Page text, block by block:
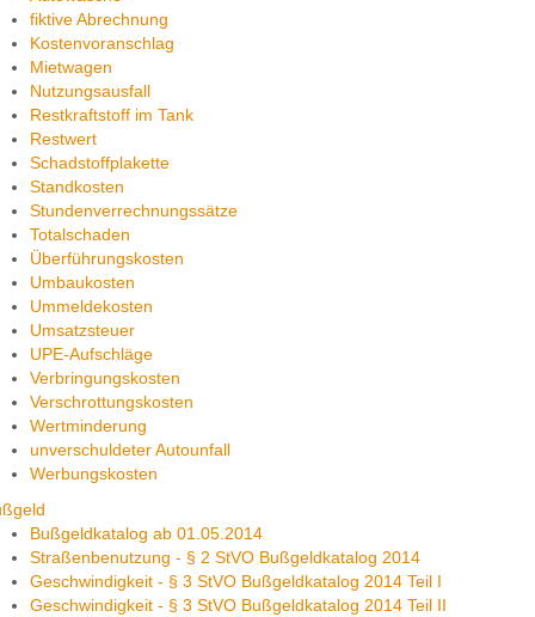
fiktive Abrechnung
Kostenvoranschlag
Mietwagen
Nutzungsausfall
Restkraftstoff im Tank
Restwert
Schadstoffplakette
Standkosten
Stundenverrechnungssätze
Totalschaden
Überführungskosten
Umbaukosten
Ummeldekosten
Umsatzsteuer
UPE-Aufschläge
Verbringungskosten
Verschrottungskosten
Wertminderung
unverschuldeter Autounfall
Werbungskosten
Bußgeldkatalog ab 01.05.2014
Straßenbenutzung - § 2 StVO Bußgeldkatalog 2014
Geschwindigkeit - § 3 StVO Bußgeldkatalog 2014 Teil I
Geschwindigkeit - § 3 StVO Bußgeldkatalog 2014 Teil II